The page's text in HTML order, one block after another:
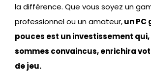
la différence. Que vous soyez un
professionnel ou un amateur,un PC
pouces est un investissement qui,
sommes convaincus, enrichira
de jeu.